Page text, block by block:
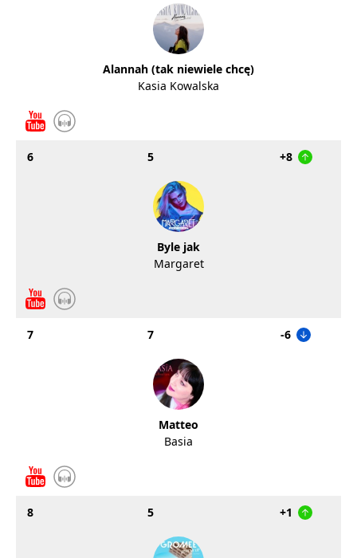
Alannah (tak niewiele chcę)
Kasia Kowalska
6 5 +8
Byle jak
Margaret
7 7 -6
Matteo
Basia
8 5 +1